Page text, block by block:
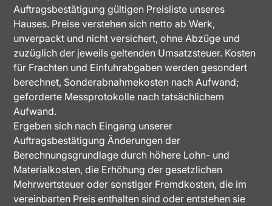
Auftragsbestätigung gültigen Preisliste unseres
Hauses. Preise verstehen sich netto ab Werk,
unverpackt und nicht versichert, ohne Abzüge und
zuzüglich der jeweils geltenden Umsatzsteuer. Kosten
für Frachten und Einfuhrabgaben werden gesondert
berechnet, Sonderabnahmekosten nach Aufwand;
geforderte Messprotokolle nach tatsächlichem
Aufwand.
Ergeben sich nach Eingang unserer
Auftragsbestätigung Änderungen der
Berechnungsgrundlage durch höhere Lohn- und
Materialkosten, die Erhöhung der gesetzlichen
Mehrwertsteuer oder sonstiger Fremdkosten, die im
vereinbarten Preis enthalten sind oder entstehen sie